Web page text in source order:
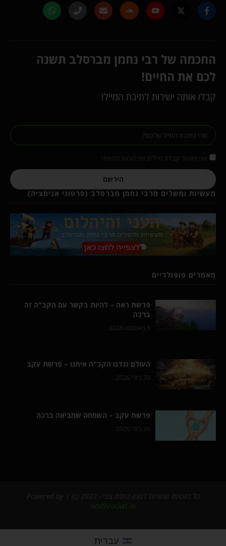
החכמה של רבי נחמן מברסלב תשנה
לכם את החיים!
קבלו אותה ישירות לתיבת המייל!
הירשם
מעשיות ומשלים מרבי נחמן מברסלב (סרטוני אנימציה)
מאמרים פופולריים
פרשת ראה – להיות בקשר עם הקב"ה זה
ברכה
6 באוגוסט 2026
העולם נגדנו הקב"ה איתנו – פרשת עקב
30 ביולי 2026
פרשת עקב – השמחה שמביאה ברכה
30 ביולי 2026
nextbracket.io
עברית